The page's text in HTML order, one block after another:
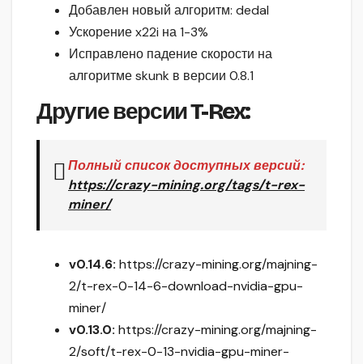
Добавлен новый алгоритм: dedal
Ускорение x22i на 1-3%
Исправлено падение скорости на
алгоритме skunk в версии 0.8.1
Другие версии T-Rex:
Полный список доступных версий:
https://crazy-mining.org/tags/t-rex-
miner/
v0.14.6: https://crazy-mining.org/majning-
2/t-rex-0-14-6-download-nvidia-gpu-
miner/
v0.13.0: https://crazy-mining.org/majning-
2/soft/t-rex-0-13-nvidia-gpu-miner-